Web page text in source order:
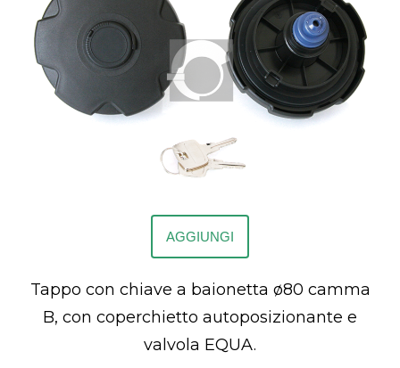
AGGIUNGI
Tappo con chiave a baionetta ø80 camma
B, con coperchietto autoposizionante e
valvola EQUA.